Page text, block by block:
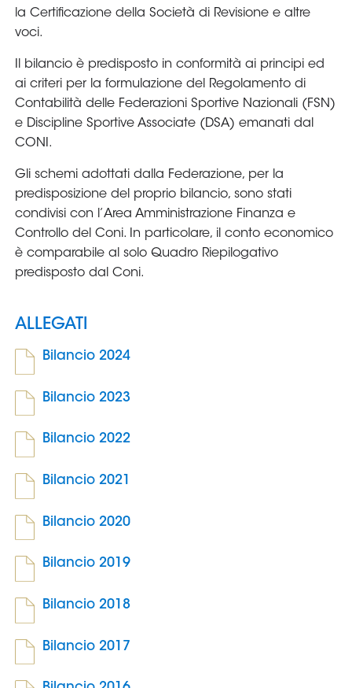
Assicurazione
Cerca
Whistleblowing
Area
Media
Social media